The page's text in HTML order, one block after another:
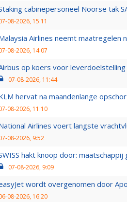
cabinepersoneel Noorse tak
08-2026, 15:11
Airlines neemt maatregelen
08-2026, 14:07
op koers voor
07-08-2026, 11:44
hervat na maandenlange
08-2026, 11:10
Airlines voert langste
08-2026, 9:52
hakt knoop door:
07-08-2026, 9:09
wordt overgenomen door
08-2026, 16:20